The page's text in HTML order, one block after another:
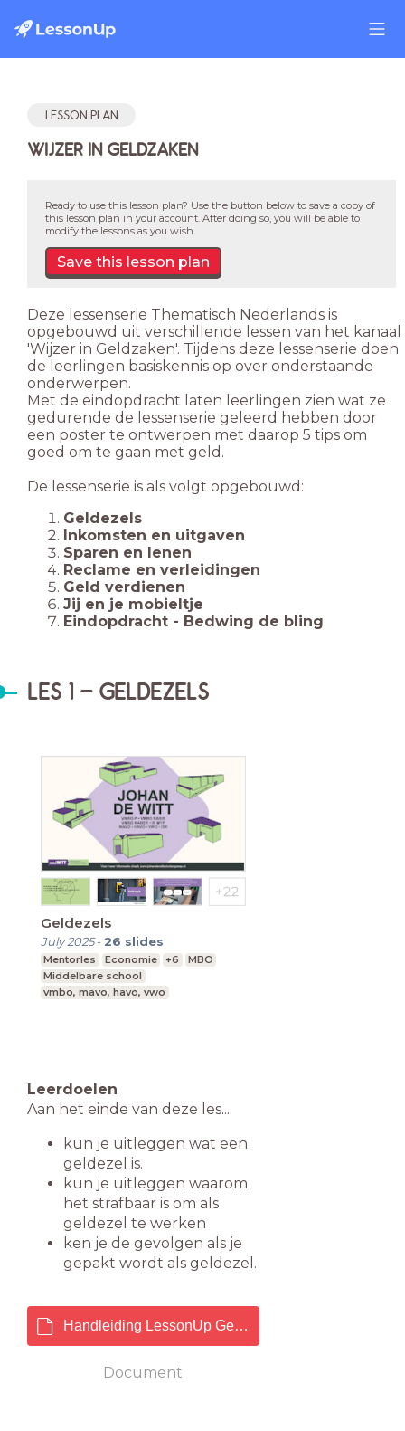
LESSON PLAN
WIJZER IN GELDZAKEN
Ready to use this lesson plan? Use the button below to save a copy of
this lesson plan in your account. After doing so, you will be able to
modify the lessons as you wish.
Save this lesson plan
Deze lessenserie Thematisch Nederlands is
opgebouwd uit verschillende lessen van het kanaal
'Wijzer in Geldzaken'. Tijdens deze lessenserie doen
de leerlingen basiskennis op over onderstaande
onderwerpen.
Met de eindopdracht laten leerlingen zien wat ze
gedurende de lessenserie geleerd hebben door
een poster te ontwerpen met daarop 5 tips om
goed om te gaan met geld.
De lessenserie is als volgt opgebouwd:
Geldezels
Inkomsten en uitgaven
Sparen en lenen
Reclame en verleidingen
Geld verdienen
Jij en je mobieltje
Eindopdracht - Bedwing de bling
LES 1 - GELDEZELS
Geldezels
July 2025- 26 slides
Mentorles Economie +6
MBO
Middelbare school
vmbo, mavo, havo, vwo
Leerdoelen
Aan het einde van deze les...
kun je uitleggen wat een
geldezel is.
kun je uitleggen waarom
het strafbaar is om als
geldezel te werken
ken je de gevolgen als je
gepakt wordt als geldezel.
Handleiding LessonUp Geldezels.pdf
Document